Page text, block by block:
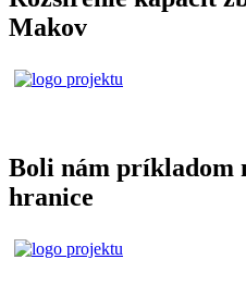
Makov
Boli nám príkladom
hranice